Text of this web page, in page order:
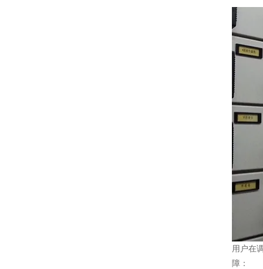
用户在
障：